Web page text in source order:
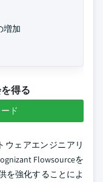
増加
得る
ド
ウェアエンジニアリ
Flowsourceを
を強化することによ